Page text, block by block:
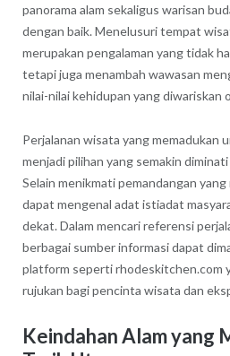
panorama alam sekaligus warisan
dengan baik. Menelusuri tempat
merupakan pengalaman yang tidak
tetapi juga menambah wawasan
nilai-nilai kehidupan yang diwariskan
Perjalanan wisata yang memadukan
menjadi pilihan yang semakin
Selain menikmati pemandangan
dapat mengenal adat istiadat
dekat. Dalam mencari referensi
berbagai sumber informasi dapat
platform seperti rhodeskitchen.com
rujukan bagi pencinta wisata dan
Keindahan Alam yang